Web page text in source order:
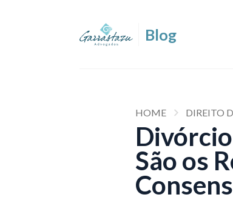
HOME DIREITO
São os